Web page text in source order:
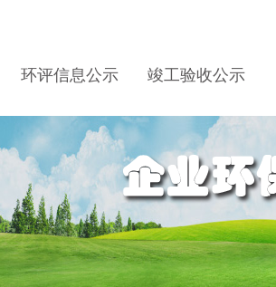
环评信息公示 竣工验收公示
招贤纳士